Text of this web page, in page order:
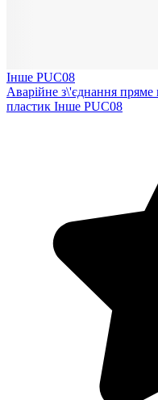
Інше PUC08
Аварійне з\'єднання
пластик Інше PUC08